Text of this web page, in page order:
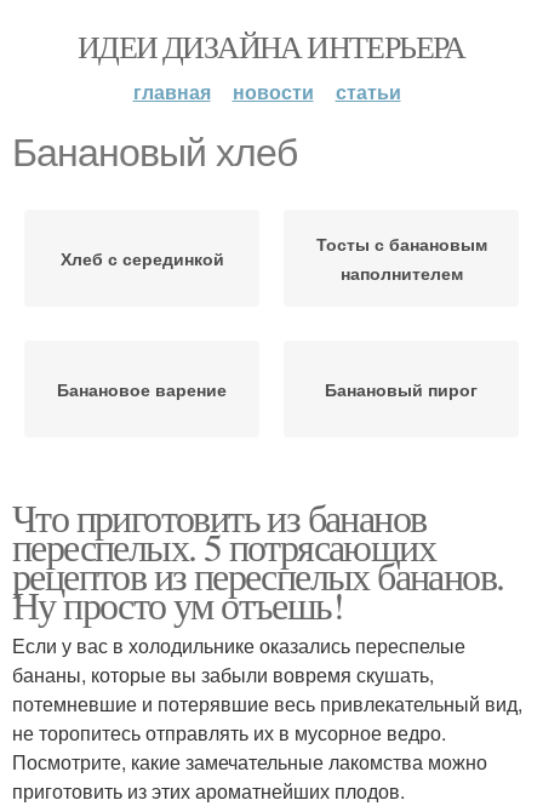
ИДЕИ ДИЗАЙНА ИНТЕРЬЕРА
главная новости статьи
Банановый хлеб
Хлеб с серединкой
Тосты с банановым
наполнителем
Банановое варение Банановый пирог
Что приготовить из бананов
переспелых. 5 потрясающих
рецептов из переспелых бананов.
Ну просто ум отъешь!
Если у вас в холодильнике оказались переспелые
бананы, которые вы забыли вовремя скушать,
потемневшие и потерявшие весь привлекательный вид,
не торопитесь отправлять их в мусорное ведро.
Посмотрите, какие замечательные лакомства можно
приготовить из этих ароматнейших плодов.